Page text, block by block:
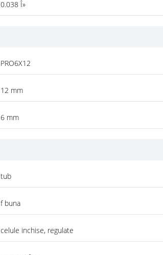
0.038 Î»
PRO6X12
12 mm
6 mm
tub
f buna
celule inchise, regulate